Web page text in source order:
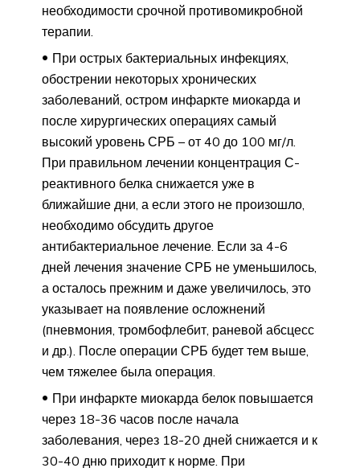
необходимости срочной противомикробной
терапии.
При острых бактериальных инфекциях,
обострении некоторых хронических
заболеваний, остром инфаркте миокарда и
после хирургических операциях самый
высокий уровень СРБ – от 40 до 100 мг/л.
При правильном лечении концентрация С-
реактивного белка снижается уже в
ближайшие дни, а если этого не произошло,
необходимо обсудить другое
антибактериальное лечение. Если за 4-6
дней лечения значение СРБ не уменьшилось,
а осталось прежним и даже увеличилось, это
указывает на появление осложнений
(пневмония, тромбофлебит, раневой абсцесс
и др.). После операции СРБ будет тем выше,
чем тяжелее была операция.
При инфаркте миокарда белок повышается
через 18-36 часов после начала
заболевания, через 18-20 дней снижается и к
30-40 дню приходит к норме. При